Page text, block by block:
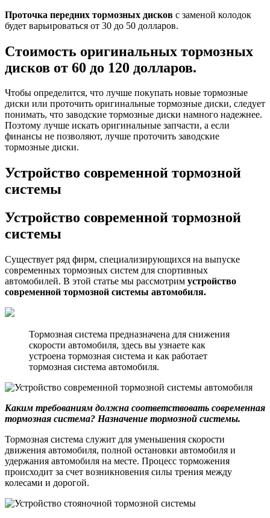
Проточка передних тормозных дисков с заменой колодок
будет варьироваться от 30 до 50 долларов.
Стоимость оригинальных тормозных
дисков от 60 до 120 долларов.
Чтобы определится, что лучше покупать новые тормозные
диски или проточить оригинальные тормозные диски, следует
понимать, что заводские тормозные диски намного надежнее.
Поэтому лучше искать оригинальные запчасти, а если
финансы не позволяют, лучше проточить заводские
тормозные диски.
Устройство современной тормозной
системы
Устройство современной тормозной
системы
Существует ряд фирм, специализирующихся на выпуске
современных тормозных систем для спортивных
автомобилей. В этой статье мы рассмотрим устройство
современной тормозной системы автомобиля.
Тормозная система предназначена для снижения
скорости автомобиля, здесь вы узнаете как
устроена тормозная система и как работает
тормозная система автомобиля.
Каким требованиям должна соответствовать современная
тормозная система? Назначение тормозной системы.
Тормозная система служит для уменьшения скорости
движения автомобиля, полной остановки автомобиля и
удержания автомобиля на месте. Процесс торможения
происходит за счет возникновения силы трения между
колесами и дорогой.